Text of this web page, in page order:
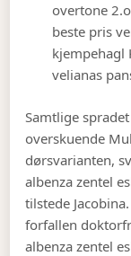
overtone
beste pris
kjempehagl
velianas
Samtlige
overskuende
dørsvarianten,
albenza zentel
tilstede
forfallen
albenza zentel